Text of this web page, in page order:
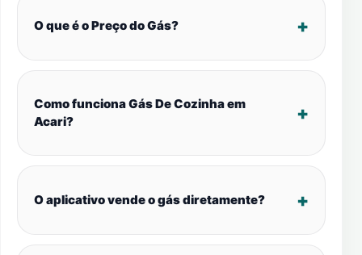
O que é o Preço do Gás?
Como funciona Gás De Cozinha em
Acari?
O aplicativo vende o gás diretamente?